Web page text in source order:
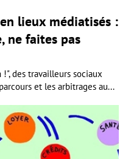
lieux médiatisés :
ne faites pas
des travailleurs sociaux
et les arbitrages au...